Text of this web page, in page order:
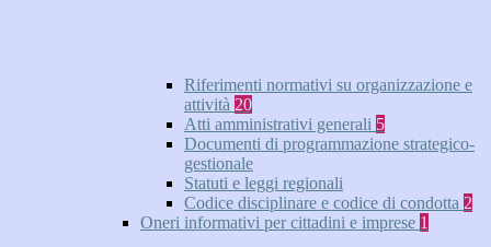
Riferimenti normativi su organizzazione e
attività 20
Atti amministrativi generali 5
Documenti di programmazione strategico-
gestionale
Statuti e leggi regionali
Codice disciplinare e codice di condotta 2
Oneri informativi per cittadini e imprese 1